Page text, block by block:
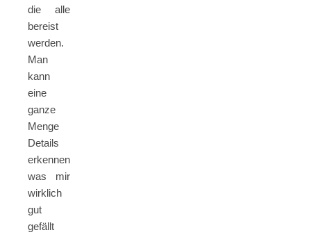
die alle
bereist
werden.
Man
kann
eine
ganze
Menge
Details
erkennen,
was mir
wirklich
gut
gefällt